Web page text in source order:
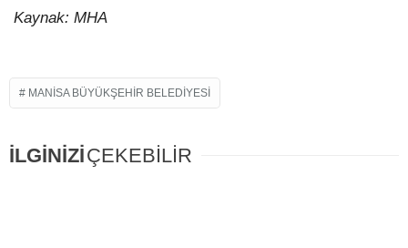
Kaynak: MHA
MANISA BÜYÜKŞEHIR BELEDIYESI
İLGİNİZİÇEKEBİLİR